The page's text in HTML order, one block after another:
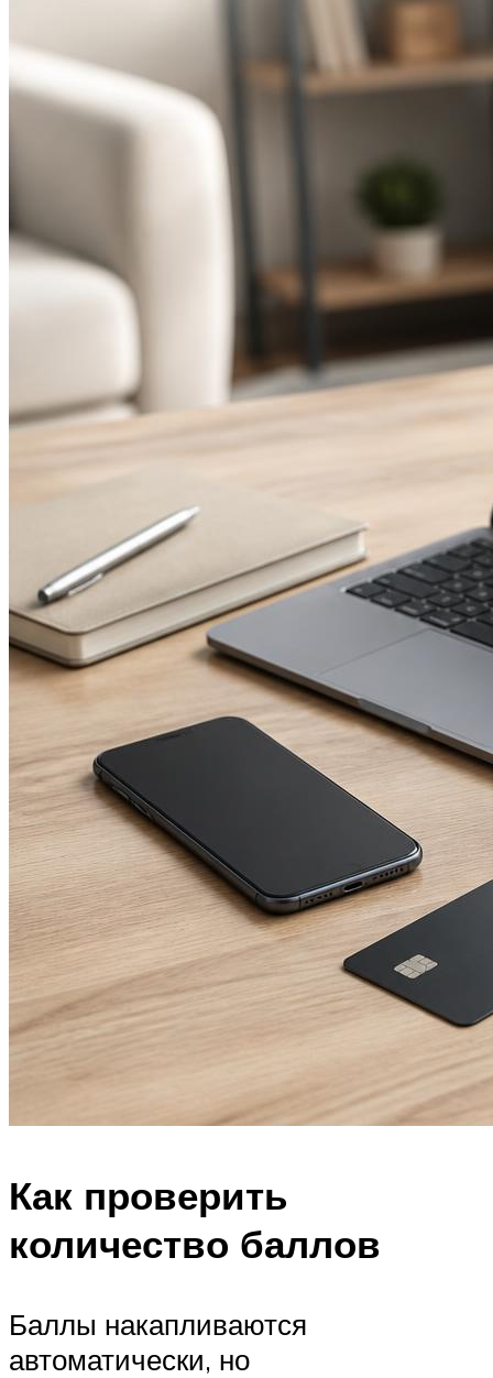
Как проверить
количество баллов
Баллы накапливаются
автоматически, но